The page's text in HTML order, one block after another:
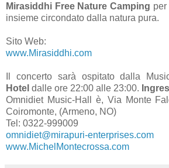
Mirasiddhi Free Nature Camping per
insieme circondato dalla natura pura.
Sito Web:
www.Mirasiddhi.com
Il concerto sarà ospitato dalla
Hotel dalle ore 22:00 alle 23:00.
Omnidiet Music-Hall è, Via Monte
Coiromonte, (Armeno, NO)
Tel: 0322-999009
omnidiet@mirapuri-enterprises.com
www.MichelMontecrossa.com